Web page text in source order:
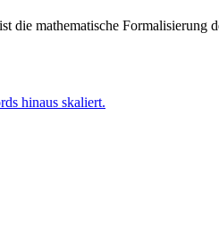
die mathematische Formalisierung
hinaus skaliert.